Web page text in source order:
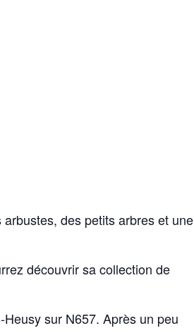
des petits arbres et une
découvrir sa collection de
sur N657. Après un peu